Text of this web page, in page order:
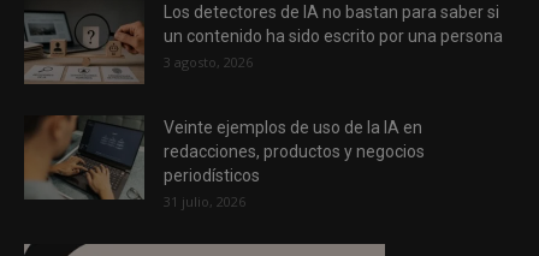
Los detectores de IA no bastan para saber si
un contenido ha sido escrito por una persona
3 agosto, 2026
Veinte ejemplos de uso de la IA en
redacciones, productos y negocios
periodísticos
31 julio, 2026